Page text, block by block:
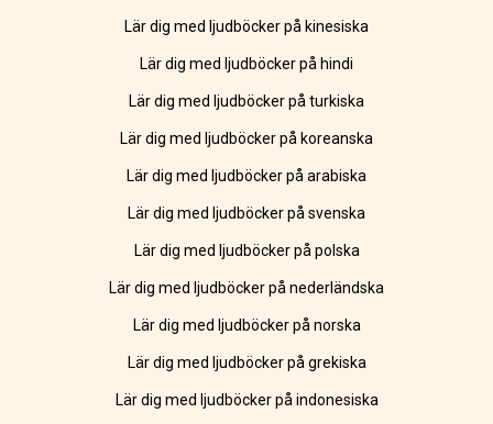
Lär dig med ljudböcker på kinesiska
Lär dig med ljudböcker på hindi
Lär dig med ljudböcker på turkiska
Lär dig med ljudböcker på koreanska
Lär dig med ljudböcker på arabiska
Lär dig med ljudböcker på svenska
Lär dig med ljudböcker på polska
Lär dig med ljudböcker på nederländska
Lär dig med ljudböcker på norska
Lär dig med ljudböcker på grekiska
Lär dig med ljudböcker på indonesiska